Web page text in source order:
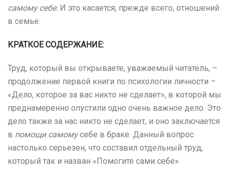
самому себе. И это касается, прежде всего, отношений
в семье.
КРАТКОЕ СОДЕРЖАНИЕ:
Труд, который вы открываете, уважаемый читатель, –
продолжение первой книги по психологии личности –
«Дело, которое за вас никто не сделает», в которой мы
преднамеренно опустили одно очень важное дело. Это
дело также за нас никто не сделает, и оно заключается
в помощи самомусебе в браке. Данный вопрос
настолько серьезен, что составил отдельный труд,
который так и назван «Помогите сами себе».